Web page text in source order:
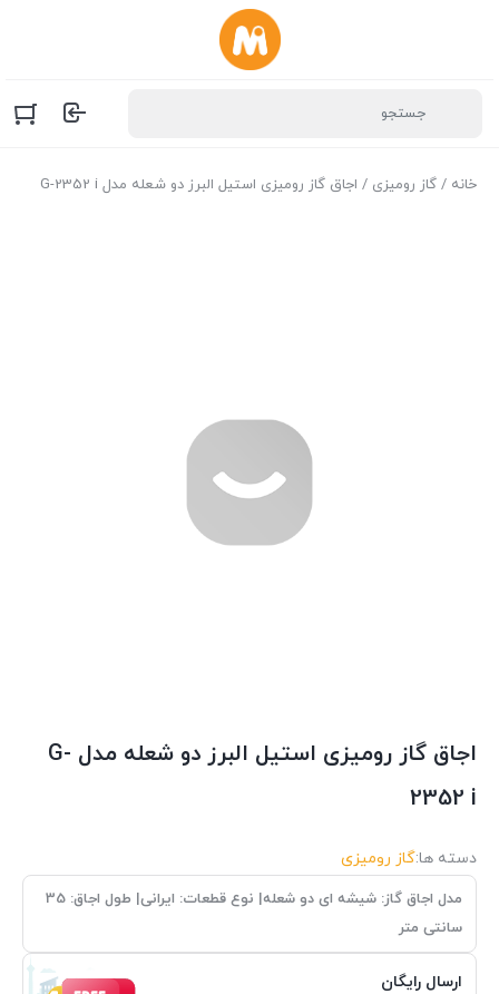
خانه / گاز رومیزی / اجاق گاز رومیزی استیل البرز دو شعله مدل G-2352 i
اجاق گاز رومیزی استیل البرز دو شعله مدل G-
2352 i
دسته ها:گاز رومیزی
مدل اجاق گاز: شیشه ای دو شعله| نوع قطعات: ایرانی| طول اجاق: 35
سانتی متر
ارسال رایگان